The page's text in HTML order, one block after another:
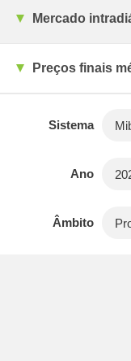
Mercado
Preços finais
Sistema
Ano
Âmbito